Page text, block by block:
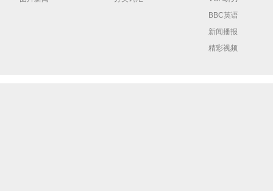
BBC英语
新闻播报
精彩视频